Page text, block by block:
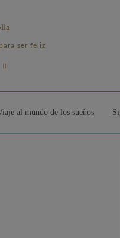
ser feliz
al mundo de los sueños